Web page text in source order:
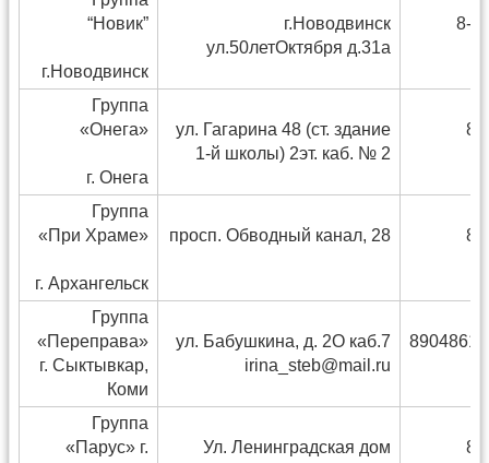
“Новик”
г.Новодвинск
г.Новодвинск
ул.50летОктября д.31а
8-
Группа
«Онега»
г. Онега
ул. Гагарина 48 (ст. здание
1-й школы) 2эт. каб. № 2
Группа
«При Храме»
г. Архангельск
просп. Обводный канал, 28
Группа
«Переправа»
г. Сыктывкар,
Коми
ул. Бабушкина, д. 2О каб.7
irina_steb@mail.ru
Группа
«Парус» г.
Ул. Ленинградская дом